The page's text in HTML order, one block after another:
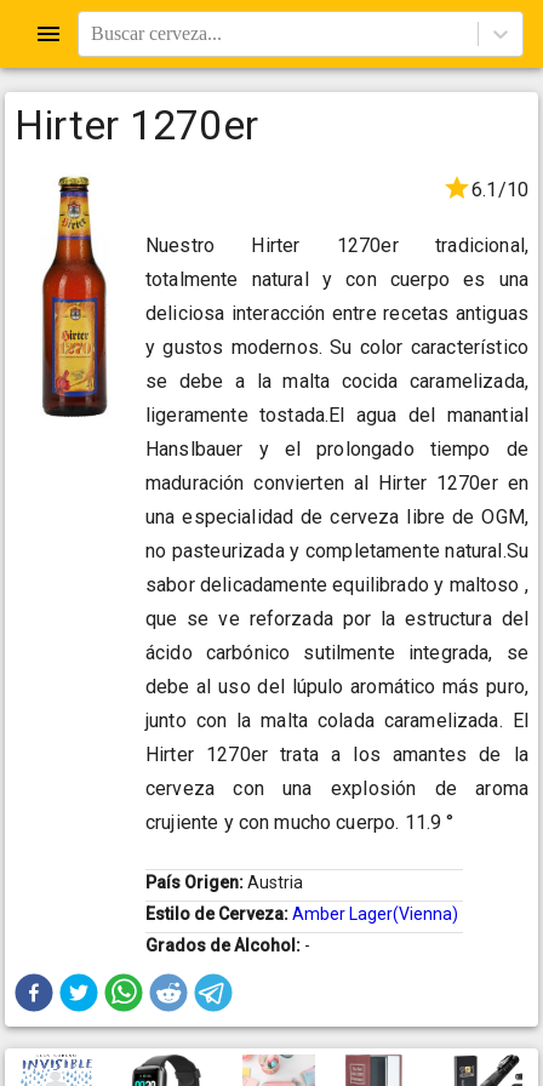
Buscar cerveza...
Hirter 1270er
6.1/10
Nuestro Hirter 1270er tradicional,
totalmente natural y con cuerpo es una
deliciosa interacción entre recetas antiguas
y gustos modernos. Su color característico
se debe a la malta cocida caramelizada,
ligeramente tostada.El agua del manantial
Hanslbauer y el prolongado tiempo de
maduración convierten al Hirter 1270er en
una especialidad de cerveza libre de OGM,
no pasteurizada y completamente natural.Su
sabor delicadamente equilibrado y maltoso ,
que se ve reforzada por la estructura del
ácido carbónico sutilmente integrada, se
debe al uso del lúpulo aromático más puro,
junto con la malta colada caramelizada. El
Hirter 1270er trata a los amantes de la
cerveza con una explosión de aroma
crujiente y con mucho cuerpo. 11.9 °
País Origen:Austria
Estilo de Cerveza:Amber Lager(Vienna)
Grados de Alcohol: -